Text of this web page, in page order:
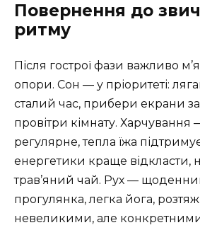
Повернення до
ритму
Після гострої фази важливо
опори. Сон — у пріоритеті:
сталий час, прибери екрани
провітри кімнату. Харчування
регулярне, тепла їжа
енергетики краще відкласти,
трав’яний чай. Рух —
прогулянка, легка йога,
невеликими, але